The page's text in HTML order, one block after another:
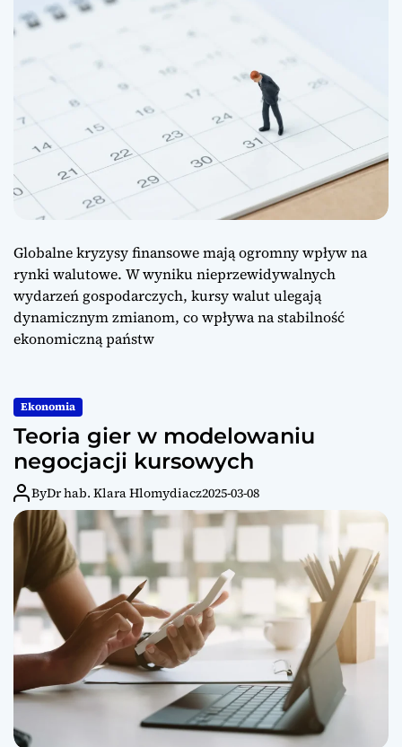
Globalne kryzysy finansowe mają ogromny wpływ na
rynki walutowe. W wyniku nieprzewidywalnych
wydarzeń gospodarczych, kursy walut ulegają
dynamicznym zmianom, co wpływa na stabilność
ekonomiczną państw
Ekonomia
Teoria gier w modelowaniu
negocjacji kursowych
ByDr hab. Klara Hlomydiacz2025-03-08